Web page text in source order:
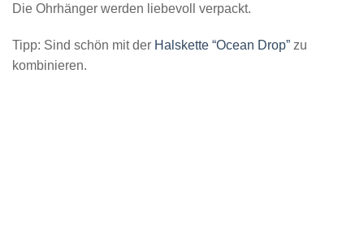
Die Ohrhänger werden liebevoll verpackt.
Tipp: Sind schön mit der Halskette “Ocean Drop” zu
kombinieren.